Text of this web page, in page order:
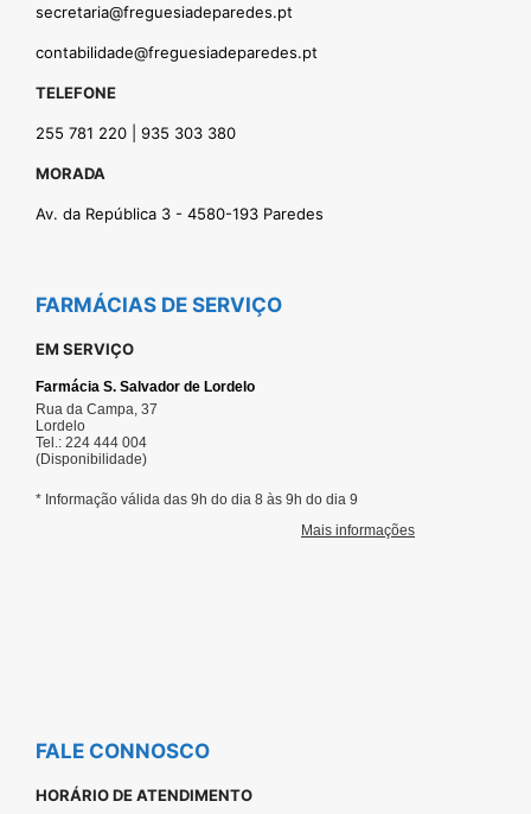
secretaria@freguesiadeparedes.pt
contabilidade@freguesiadeparedes.pt
TELEFONE
255 781 220 | 935 303 380
MORADA
Av. da República 3 - 4580-193 Paredes
FARMÁCIAS DE SERVIÇO
EM SERVIÇO
FALE CONNOSCO
HORÁRIO DE ATENDIMENTO